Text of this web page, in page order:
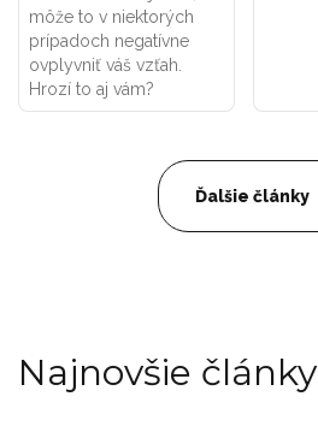
môže to v niektorých
prípadoch negatívne
ovplyvniť váš vzťah.
Hrozí to aj vám?
Ďalšie články
Najnovšie články